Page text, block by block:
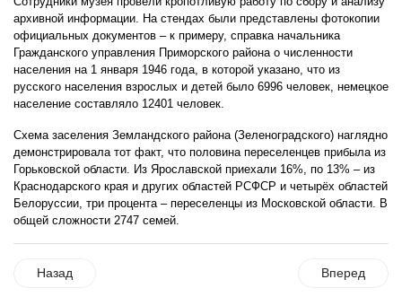
архивной информации. На стендах были представлены фотокопии
официальных документов – к примеру, справка начальника
Гражданского управления Приморского района о численности
населения на 1 января 1946 года, в которой указано, что из
русского населения взрослых и детей было 6996 человек, немецкое
население составляло 12401 человек.
Схема заселения Земландского района (Зеленоградского) наглядно
демонстрировала тот факт, что половина переселенцев прибыла из
Горьковской области. Из Ярославской приехали 16%, по 13% – из
Краснодарского края и других областей РСФСР и четырёх областей
Белоруссии, три процента – переселенцы из Московской области. В
общей сложности 2747 семей.
Назад Вперед